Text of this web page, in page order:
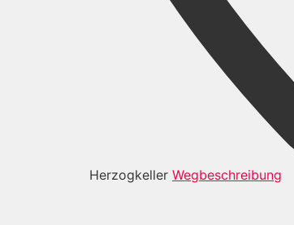
Herzogkeller Wegbeschreibung